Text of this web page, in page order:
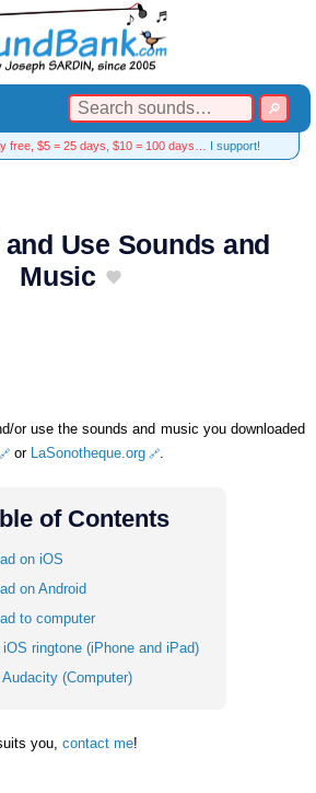
free, $5 = 25 days, $10 = 100 days… I support!
Use Sounds and
Music
or use the sounds and music you downloaded
or LaSonotheque.org .
of Contents
on iOS
on Android
to computer
ringtone (iPhone and iPad)
Audacity (Computer)
you, contact me!